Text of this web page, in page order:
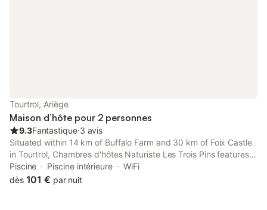
Tourtrol, Ariège
Maison d’hôte pour 2 personnes
9.3Fantastique⋅3 avis
Situated within 14 km of Buffalo Farm and 30 km of Foix Castle
in Tourtrol, Chambres d'hôtes Naturiste Les Trois Pins features
accommodation with seating area and a kitchen. This guest
house has a private pool, a garden and free private parking.
Piscine Piscine intérieure
WiFi
dès 101 € par nuit